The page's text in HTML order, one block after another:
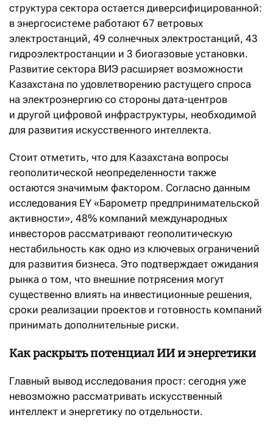
структура сектора остается диверсифицированной:
в энергосистеме работают 67 ветровых
электростанций, 49 солнечных электростанций, 43
гидроэлектростанции и 3 биогазовые установки.
Развитие сектора ВИЭ расширяет возможности
Казахстана по удовлетворению растущего спроса
на электроэнергию со стороны дата-центров
и другой цифровой инфраструктуры, необходимой
для развития искусственного интеллекта.
Стоит отметить, что для Казахстана вопросы
геополитической неопределенности также
остаются значимым фактором. Согласно данным
исследования EY «Барометр предпринимательской
активности», 48% компаний международных
инвесторов рассматривают геополитическую
нестабильность как одно из ключевых ограничений
для развития бизнеса. Это подтверждает ожидания
рынка о том, что внешние потрясения могут
существенно влиять на инвестиционные решения,
сроки реализации проектов и готовность компаний
принимать дополнительные риски.
Как раскрыть потенциал ИИ и энергетики
Главный вывод исследования прост: сегодня уже
невозможно рассматривать искусственный
интеллект и энергетику по отдельности.